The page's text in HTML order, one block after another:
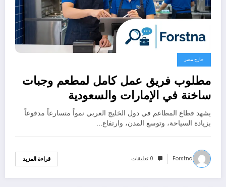
خارج مصر
مطلوب فريق عمل كامل لمطعم وجبات
ساخنة في الإمارات والسعودية
يشهد قطاع المطاعم في دول الخليج العربي نمواً متسارعاً مدفوعاً
بزيادة السياحة، وتوسع المدن، وارتفاع…
Forstna 0 تعليقات قراءة المزيد